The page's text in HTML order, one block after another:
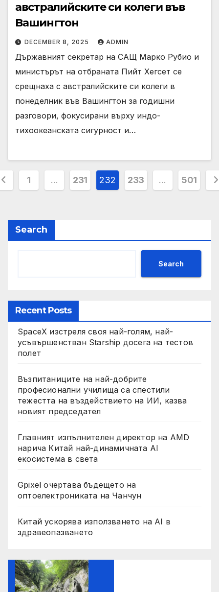
австралийските си колеги във
Вашингтон
DECEMBER 8, 2025 ADMIN
Държавният секретар на САЩ Марко Рубио и
министърът на отбраната Пийт Хегсет се
срещнаха с австралийските си колеги в
понеделник във Вашингтон за годишни
разговори, фокусирани върху индо-
тихоокеанската сигурност и…
1 … 231 232 233 … 501
Search
Search
Recent Posts
SpaceX изстреля своя най-голям, най-
усъвършенстван Starship досега на тестов
полет
Възпитаниците на най-добрите
професионални училища са спестили
тежестта на въздействието на ИИ, казва
новият председател
Главният изпълнителен директор на AMD
нарича Китай най-динамичната AI
екосистема в света
Gpixel очертава бъдещето на
оптоелектрониката на Чанчун
Китай ускорява използването на AI в
здравеопазването